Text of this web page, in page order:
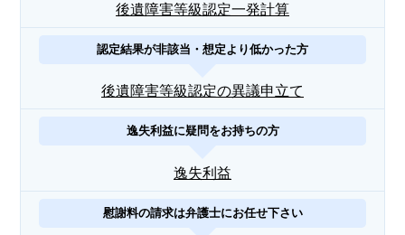
後遺障害等級認定一発計算
認定結果が非該当・想定より低かった方
後遺障害等級認定の異議申立て
逸失利益に疑問をお持ちの方
逸失利益
慰謝料の請求は弁護士にお任せ下さい